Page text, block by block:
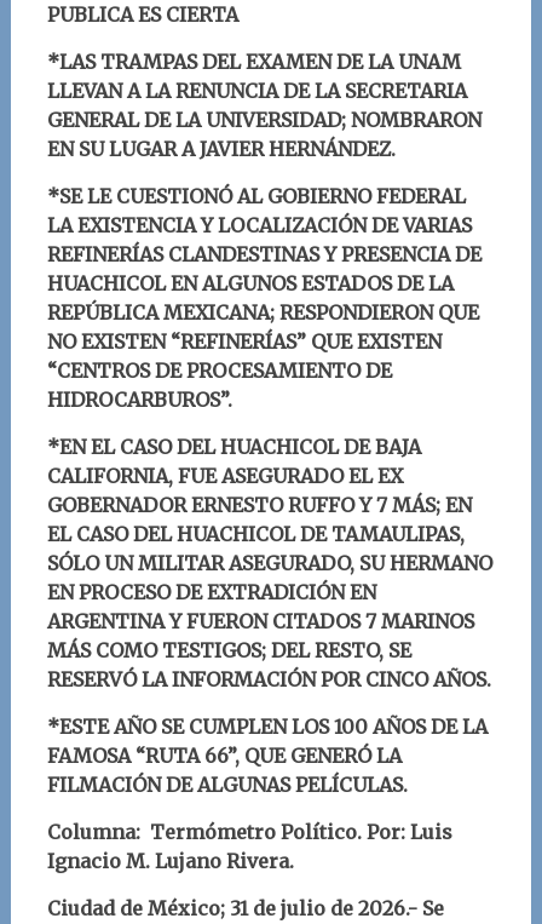
PUBLICA ES CIERTA
*LAS TRAMPAS DEL EXAMEN DE LA UNAM
LLEVAN A LA RENUNCIA DE LA SECRETARIA
GENERAL DE LA UNIVERSIDAD; NOMBRARON
EN SU LUGAR A JAVIER HERNÁNDEZ.
*SE LE CUESTIONÓ AL GOBIERNO FEDERAL
LA EXISTENCIA Y LOCALIZACIÓN DE VARIAS
REFINERÍAS CLANDESTINAS Y PRESENCIA DE
HUACHICOL EN ALGUNOS ESTADOS DE LA
REPÚBLICA MEXICANA; RESPONDIERON QUE
NO EXISTEN “REFINERÍAS” QUE EXISTEN
“CENTROS DE PROCESAMIENTO DE
HIDROCARBUROS”.
*EN EL CASO DEL HUACHICOL DE BAJA
CALIFORNIA, FUE ASEGURADO EL EX
GOBERNADOR ERNESTO RUFFO Y 7 MÁS; EN
EL CASO DEL HUACHICOL DE TAMAULIPAS,
SÓLO UN MILITAR ASEGURADO, SU HERMANO
EN PROCESO DE EXTRADICIÓN EN
ARGENTINA Y FUERON CITADOS 7 MARINOS
MÁS COMO TESTIGOS; DEL RESTO, SE
RESERVÓ LA INFORMACIÓN POR CINCO AÑOS.
*ESTE AÑO SE CUMPLEN LOS 100 AÑOS DE LA
FAMOSA “RUTA 66”, QUE GENERÓ LA
FILMACIÓN DE ALGUNAS PELÍCULAS.
Columna: Termómetro Político. Por: Luis
Ignacio M. Lujano Rivera.
Ciudad de México; 31de juliode 2026.- Se